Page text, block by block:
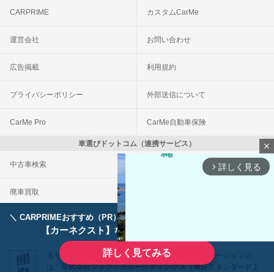
＼ CARPRIMEおすすめ（PR） ／
【カーネクスト】ならどんなクルマも高価買取
詳しく見てみる
CARPRIME カスタムCarMe
運営会社 お問い合わせ
広告掲載 利用規約
プライバシーポリシー 外部送信について
CarMe Pro CarMe自動車保険
車選びドットコム（連携サービス）
中古車検索
廃車買取
© Fabrica Communications Co., LTD.
当サイトを運営する株式会社ファブリカコミュニケーションズ
は、株式会社ファブリカホールディングス（東証スタンダード上
close
arrow_forward_ios 詳しく見る